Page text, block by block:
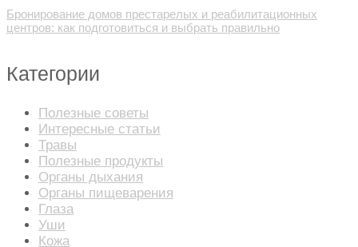
Бронирование домов престарелых и реабилитационных
центров: как подготовиться и выбрать правильно
Категории
Полезные советы
Интересные статьи
Травы
Полезные продукты
Органы дыхания
Органы пищеварения
Глаза
Уши
Кожа